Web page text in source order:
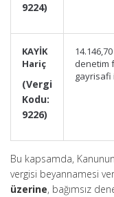
9224)
KAYİK
Hariç
(Vergi
Kodu:
9226)
denetim
gayrisafi
Bu kapsamda,
vergisi beyannamesi
üzerine, bağımsız